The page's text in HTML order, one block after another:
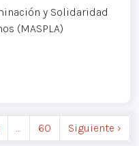
y Solidaridad
(MASPLA)
60 Siguiente ›